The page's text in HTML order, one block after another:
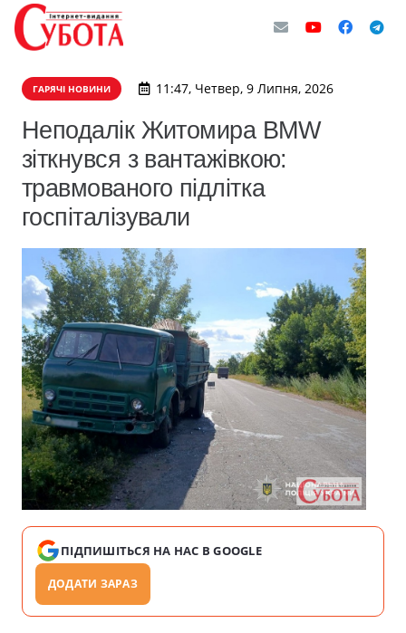
ГАРЯЧІ НОВИНИ 11:47, Четвер, 9 Липня, 2026
Неподалік Житомира BMW
зіткнувся з вантажівкою:
травмованого підлітка
госпіталізували
ПІДПИШІТЬСЯ НА НАС В GOOGLE
ДОДАТИ ЗАРАЗ